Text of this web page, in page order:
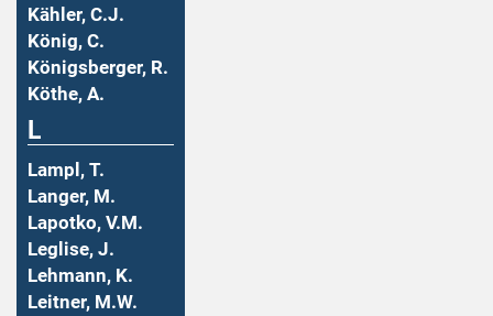
Kähler, C.J.
König, C.
Königsberger, R.
Köthe, A.
L
Lampl, T.
Langer, M.
Lapotko, V.M.
Leglise, J.
Lehmann, K.
Leitner, M.W.